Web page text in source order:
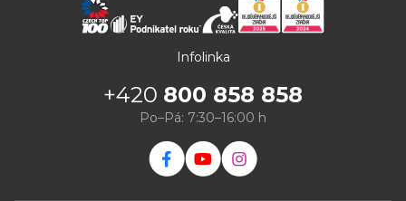
Infolinka
+420 800 858 858
Po–Pá: 7:30–16:00 h